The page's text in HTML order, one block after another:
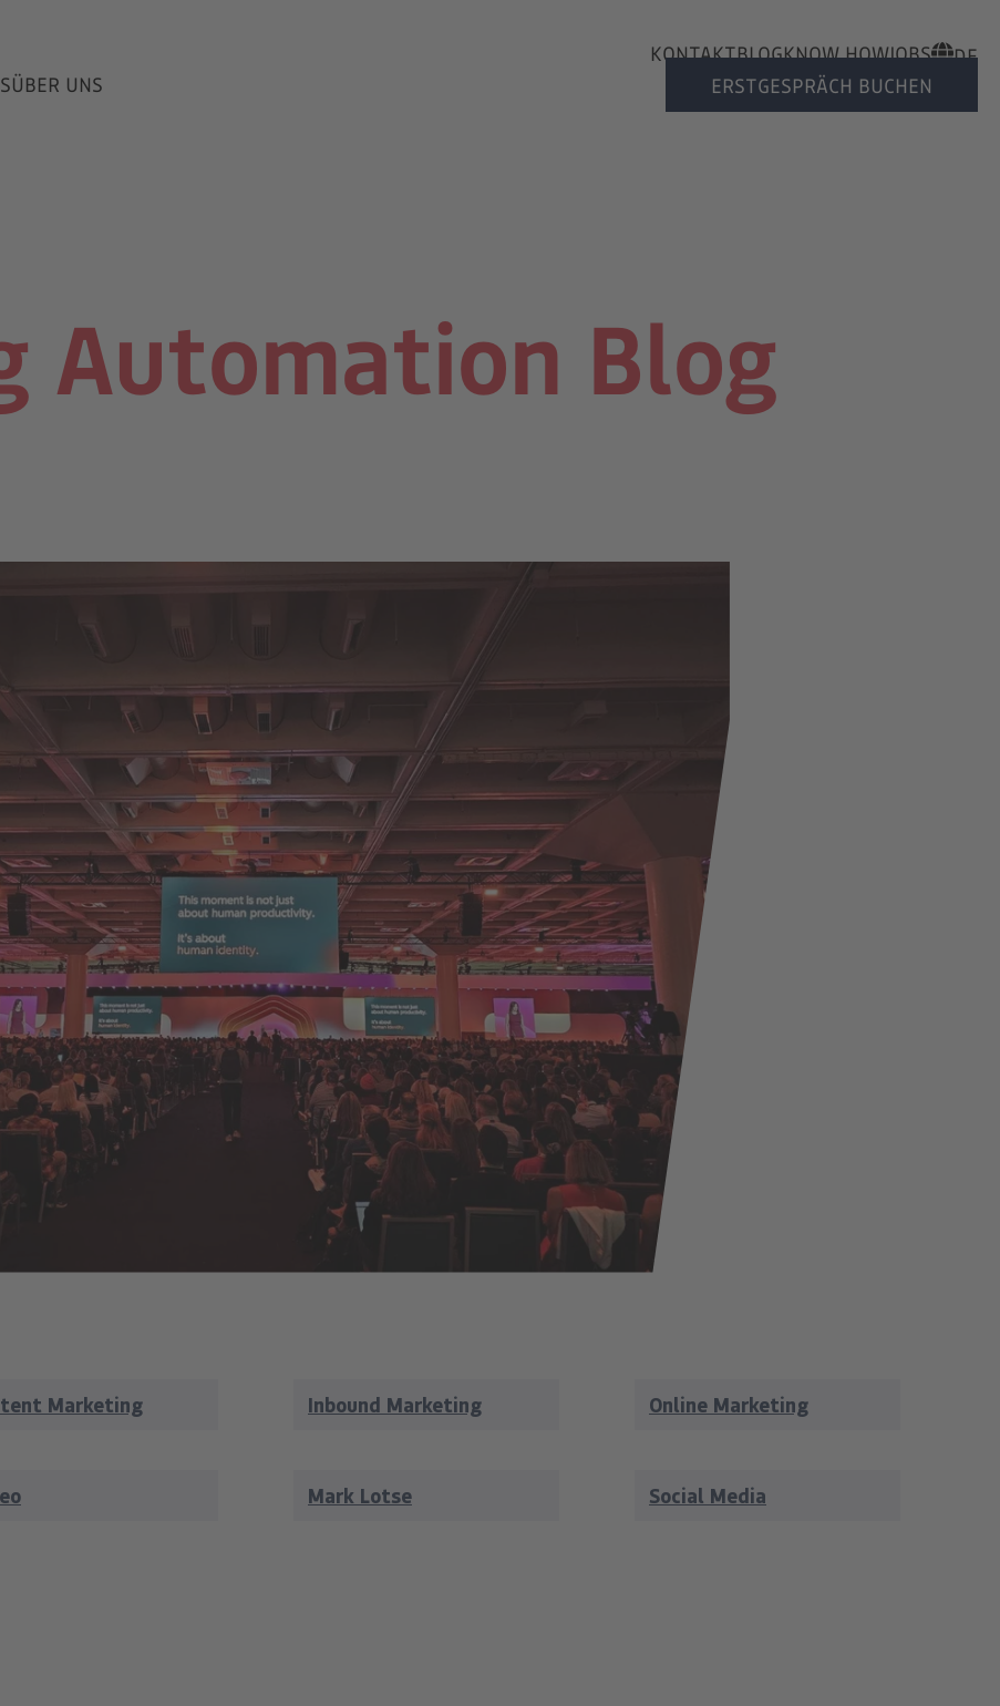
KONTAKTBLOGKNOW HOWJOBS
DE
ÜBER UNS ERSTGESPRÄCH BUCHEN
Automation Blog
Marketing Inbound Marketing Online Marketing
Mark Lotse Social Media